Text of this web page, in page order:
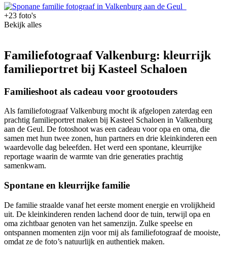
+23 foto's
Bekijk alles
Familiefotograaf Valkenburg: kleurrijk
familieportret bij Kasteel Schaloen
Familieshoot als cadeau voor grootouders
Als familiefotograaf Valkenburg mocht ik afgelopen zaterdag een
prachtig familieportret maken bij Kasteel Schaloen in Valkenburg
aan de Geul. De fotoshoot was een cadeau voor opa en oma, die
samen met hun twee zonen, hun partners en drie kleinkinderen een
waardevolle dag beleefden. Het werd een spontane, kleurrijke
reportage waarin de warmte van drie generaties prachtig
samenkwam.
Spontane en kleurrijke familie
De familie straalde vanaf het eerste moment energie en vrolijkheid
uit. De kleinkinderen renden lachend door de tuin, terwijl opa en
oma zichtbaar genoten van het samenzijn. Zulke speelse en
ontspannen momenten zijn voor mij als familiefotograaf de mooiste,
omdat ze de foto’s natuurlijk en authentiek maken.